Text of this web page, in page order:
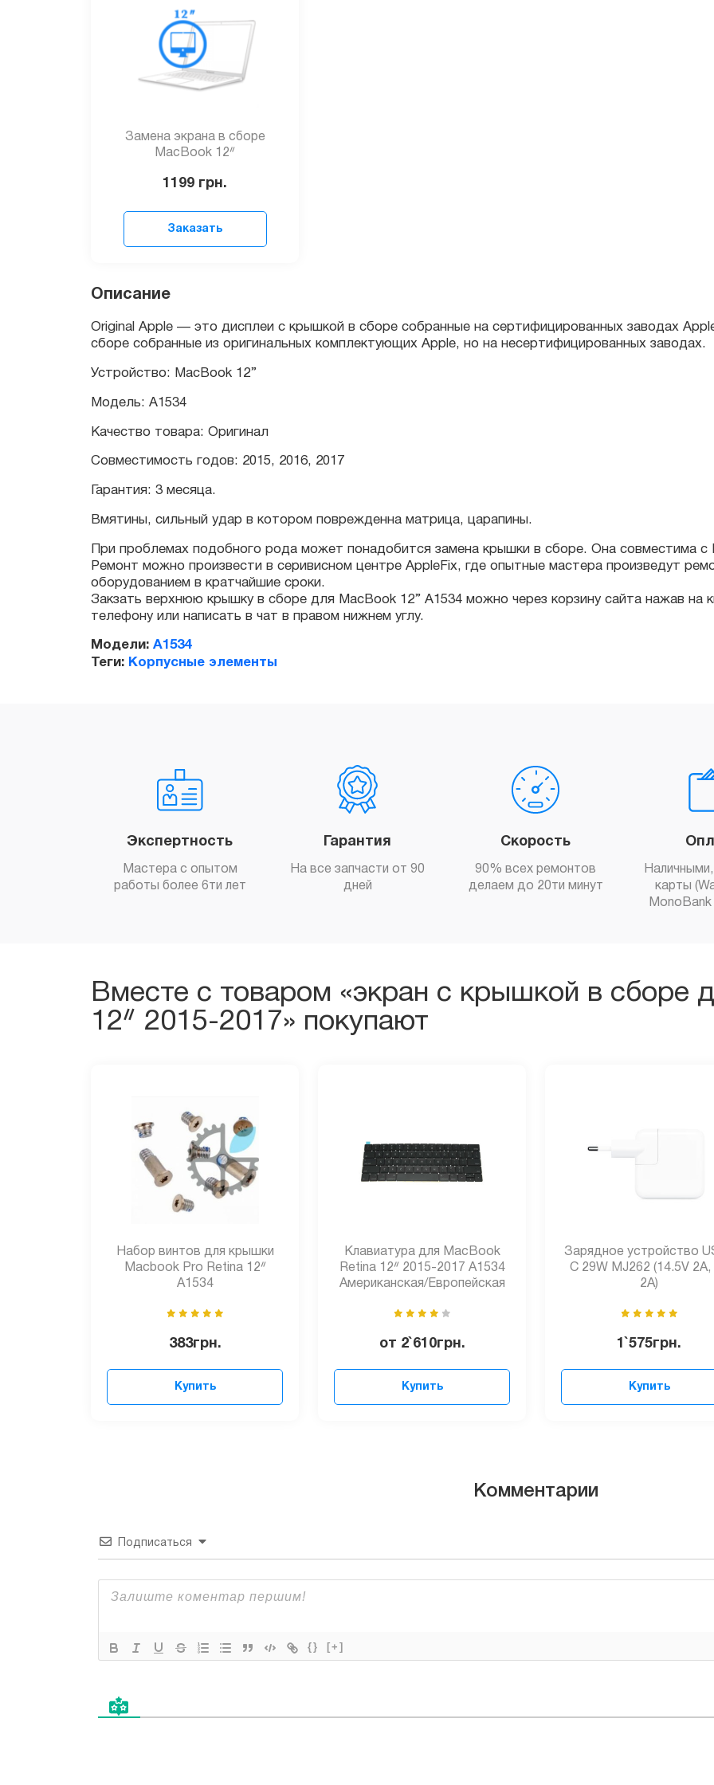
Замена экрана в сборе
МacBook 12ᐥ
1199 грн.
Заказать
Описание
Модель: A1534
Ремонт можно произвести в серивисном центре AppleFix, где опытные мастера произведут ремонт
Закзать верхнюю крышку в сборе для MacBook 12’’ A1534 можно через корзину сайта нажав на
Модели: A1534
Теги: Корпусные элементы
Экспертность
Мастера с опытом
работы более 6ти лет
Гарантия
На все запчасти от 90
дней
Скорость
90% всех ремонтов
делаем до 20ти минут
карты
Вместе с товаром «экран с крышкой в сборе
12ᐥ 2015-2017» покупают
Набор винтов для крышки
Macbook Pro Retina 12ᐥ
A1534
383грн.
Купить
Клавиатура для MacBook
Retina 12ᐥ 2015-2017 A1534
Американская/Европейская
от 2`610грн.
Купить
Зарядное устройство
C 29W MJ262 (14.5V 2A,
2A)
1`575грн.
Купить
Комментарии
Подписаться
{} [+]